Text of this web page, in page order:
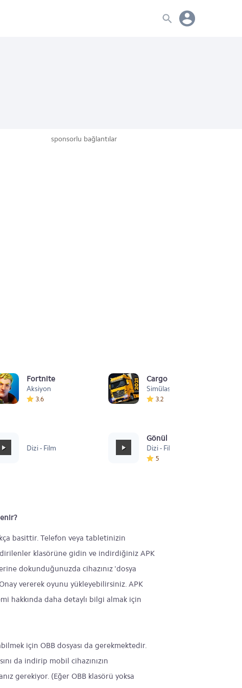
sponsorlu bağlantılar
Fortnite
Aksiyon
3.6
Cargo Simulator 2021:
Simülasyon
3.2
Dizi - Film
Gönül Dağı Duygusal
Dizi - Film
5
basittir. Telefon veya tabletinizin
klasörüne gidin ve indirdiğiniz APK
dokunduğunuzda cihazınız 'dosya
vererek oyunu yükleyebilirsiniz. APK
hakkında daha detaylı bilgi almak için
için OBB dosyası da gerekmektedir.
da indirip mobil cihazınızın
gerekiyor. (Eğer OBB klasörü yoksa